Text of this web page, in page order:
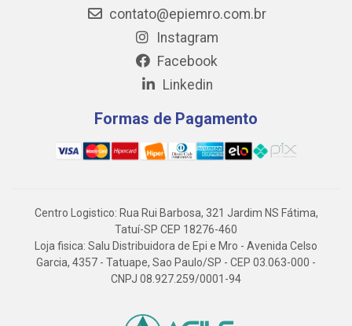
contato@epiemro.com.br
Instagram
Facebook
Linkedin
Formas de Pagamento
Centro Logistico: Rua Rui Barbosa, 321 Jardim NS Fátima,
Tatuí-SP CEP 18276-460
Loja fisica: Salu Distribuidora de Epi e Mro - Avenida Celso
Garcia, 4357 - Tatuape, Sao Paulo/SP - CEP 03.063-000 -
CNPJ 08.927.259/0001-94